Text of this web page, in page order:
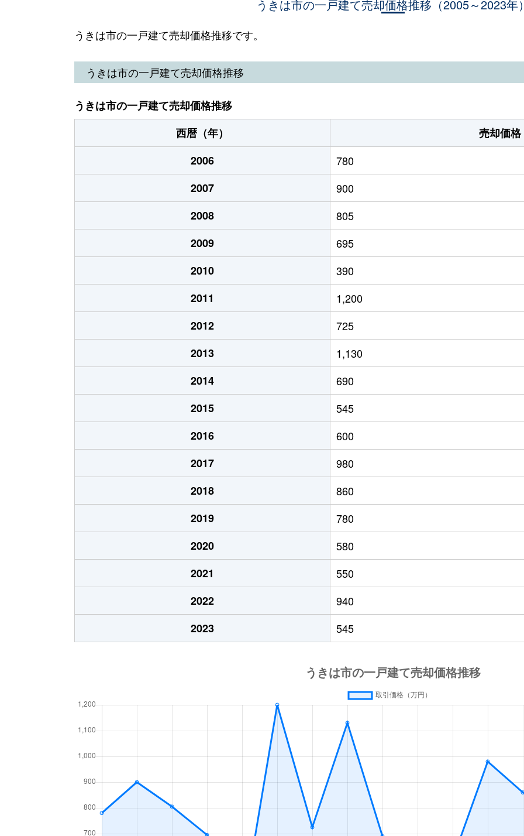
筑後吉井 徒歩25分 420m² 175m²
吉井町福益
650万円
吉井町八和田
700万円 筑後吉井 徒歩29分 460m² 155m²
吉井町若宮
150万円 筑後吉井 徒歩24分 125m² 65m²
吉井町若宮
3,000万円 筑後吉井 徒歩24分 370m² -
うきは市の一戸建て売却価格推移（2005～2023年）
うきは市の一戸建て売却価格推移です。
うきは市の一戸建て売却価格推移
うきは市の一戸建て売却価格推移
西暦（年）
売却価格
2006
780
2007
900
2008
805
2009
695
2010
390
2011
1,200
2012
725
2013
1,130
2014
690
2015
545
2016
600
2017
980
2018
860
2019
780
2020
580
2021
550
2022
940
2023
545